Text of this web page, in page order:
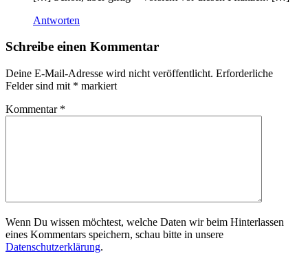
Antworten
Schreibe einen Kommentar
Deine E-Mail-Adresse wird nicht veröffentlicht. Erforderliche
Felder sind mit * markiert
Kommentar *
Wenn Du wissen möchtest, welche Daten wir beim Hinterlassen
eines Kommentars speichern, schau bitte in unsere
Datenschutzerklärung.